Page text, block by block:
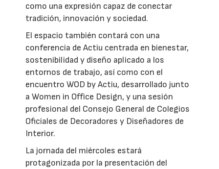
como una expresión capaz de conectar
tradición, innovación y sociedad.
El espacio también contará con una
conferencia de Actiu centrada en bienestar,
sostenibilidad y diseño aplicado a los
entornos de trabajo, así como con el
encuentro WOD by Actiu, desarrollado junto
a Women in Office Design, y una sesión
profesional del Consejo General de Colegios
Oficiales de Decoradores y Diseñadores de
Interior.
La jornada del miércoles estará
protagonizada por la presentación del